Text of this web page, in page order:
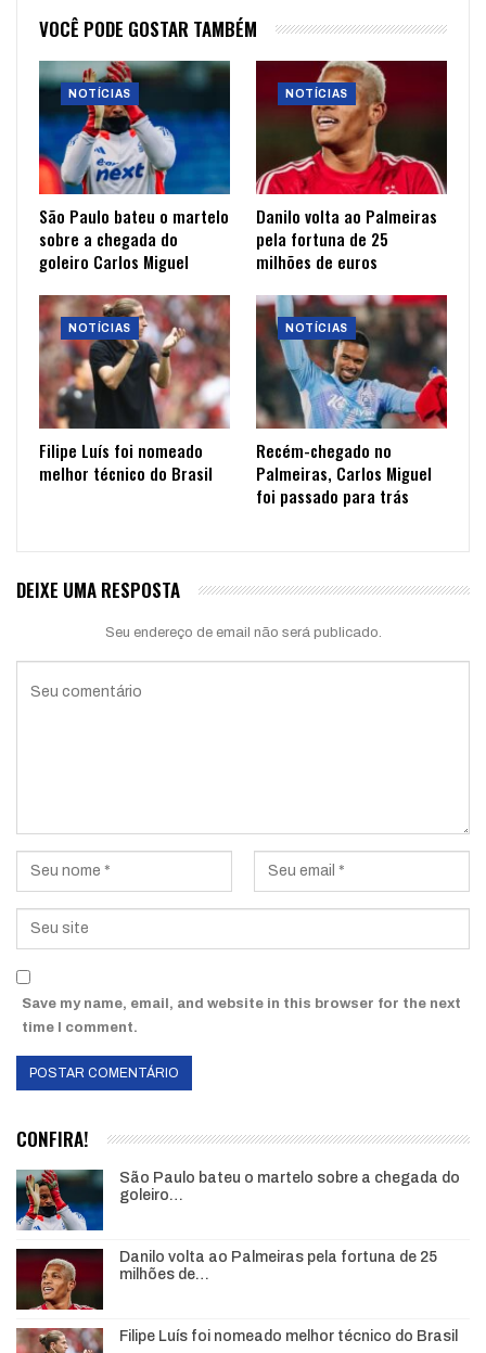
VOCÊ PODE GOSTAR TAMBÉM
NOTÍCIAS
São Paulo bateu o martelo
sobre a chegada do
goleiro Carlos Miguel
NOTÍCIAS
Danilo volta ao Palmeiras
pela fortuna de 25
milhões de euros
NOTÍCIAS
Filipe Luís foi nomeado
melhor técnico do Brasil
NOTÍCIAS
Recém-chegado no
Palmeiras, Carlos Miguel
foi passado para trás
DEIXE UMA RESPOSTA
Seu endereço de email não será publicado.
Save my name, email, and website in this browser for the next
time I comment.
CONFIRA!
São Paulo bateu o martelo sobre a chegada do
goleiro…
Danilo volta ao Palmeiras pela fortuna de 25
milhões de…
Filipe Luís foi nomeado melhor técnico do Brasil